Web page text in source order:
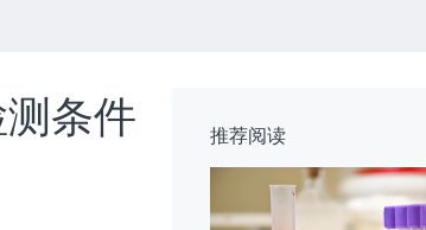
条件
推荐阅读